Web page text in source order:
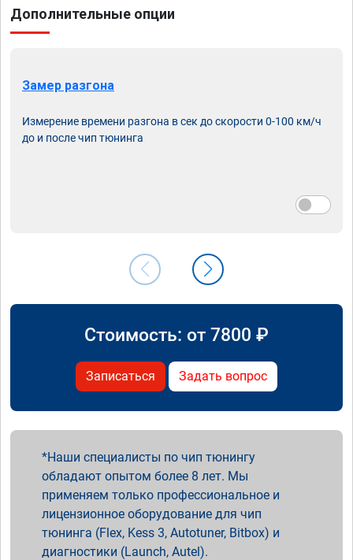
Дополнительные опции
Замер разгона
Измерение времени разгона в сек до скорости 0-100 км/ч
до и после чип тюнинга
Стоимость: от 7800 ₽
Записаться Задать вопрос
Наши специалисты по чип тюнингу
обладают опытом более 8 лет. Мы
применяем только профессиональное и
лицензионное оборудование для чип
тюнинга (Flex, Kess 3, Autotuner, Bitbox) и
диагностики (Launch, Autel).